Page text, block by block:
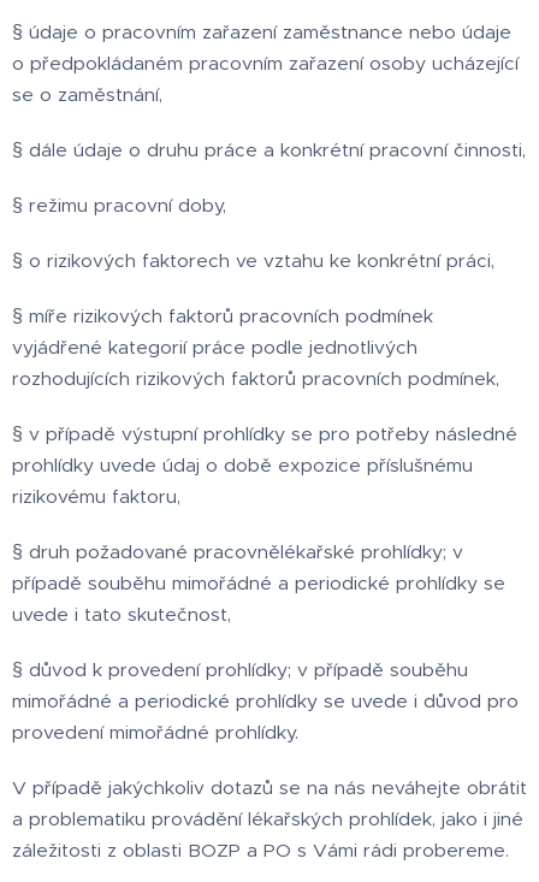
§ údaje o pracovním zařazení zaměstnance nebo údaje
o předpokládaném pracovním zařazení osoby ucházející
se o zaměstnání,
§ dále údaje o druhu práce a konkrétní pracovní činnosti,
§ režimu pracovní doby,
§ o rizikových faktorech ve vztahu ke konkrétní práci,
§ míře rizikových faktorů pracovních podmínek
vyjádřené kategorií práce podle jednotlivých
rozhodujících rizikových faktorů pracovních podmínek,
§ v případě výstupní prohlídky se pro potřeby následné
prohlídky uvede údaj o době expozice příslušnému
rizikovému faktoru,
§ druh požadované pracovnělékařské prohlídky; v
případě souběhu mimořádné a periodické prohlídky se
uvede i tato skutečnost,
§ důvod k provedení prohlídky; v případě souběhu
mimořádné a periodické prohlídky se uvede i důvod pro
provedení mimořádné prohlídky.
V případě jakýchkoliv dotazů se na nás neváhejte obrátit
a problematiku provádění lékařských prohlídek, jako i jiné
záležitosti z oblasti BOZP a PO s Vámi rádi probereme.